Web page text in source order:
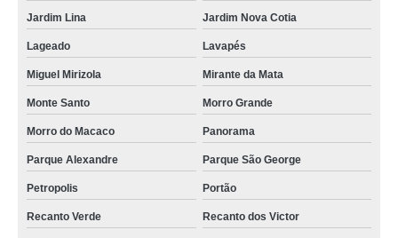
Jardim Lina Jardim Nova Cotia
Lageado Lavapés
Miguel Mirizola Mirante da Mata
Monte Santo Morro Grande
Morro do Macaco Panorama
Parque Alexandre Parque São George
Petropolis Portão
Recanto Verde Recanto dos Victor